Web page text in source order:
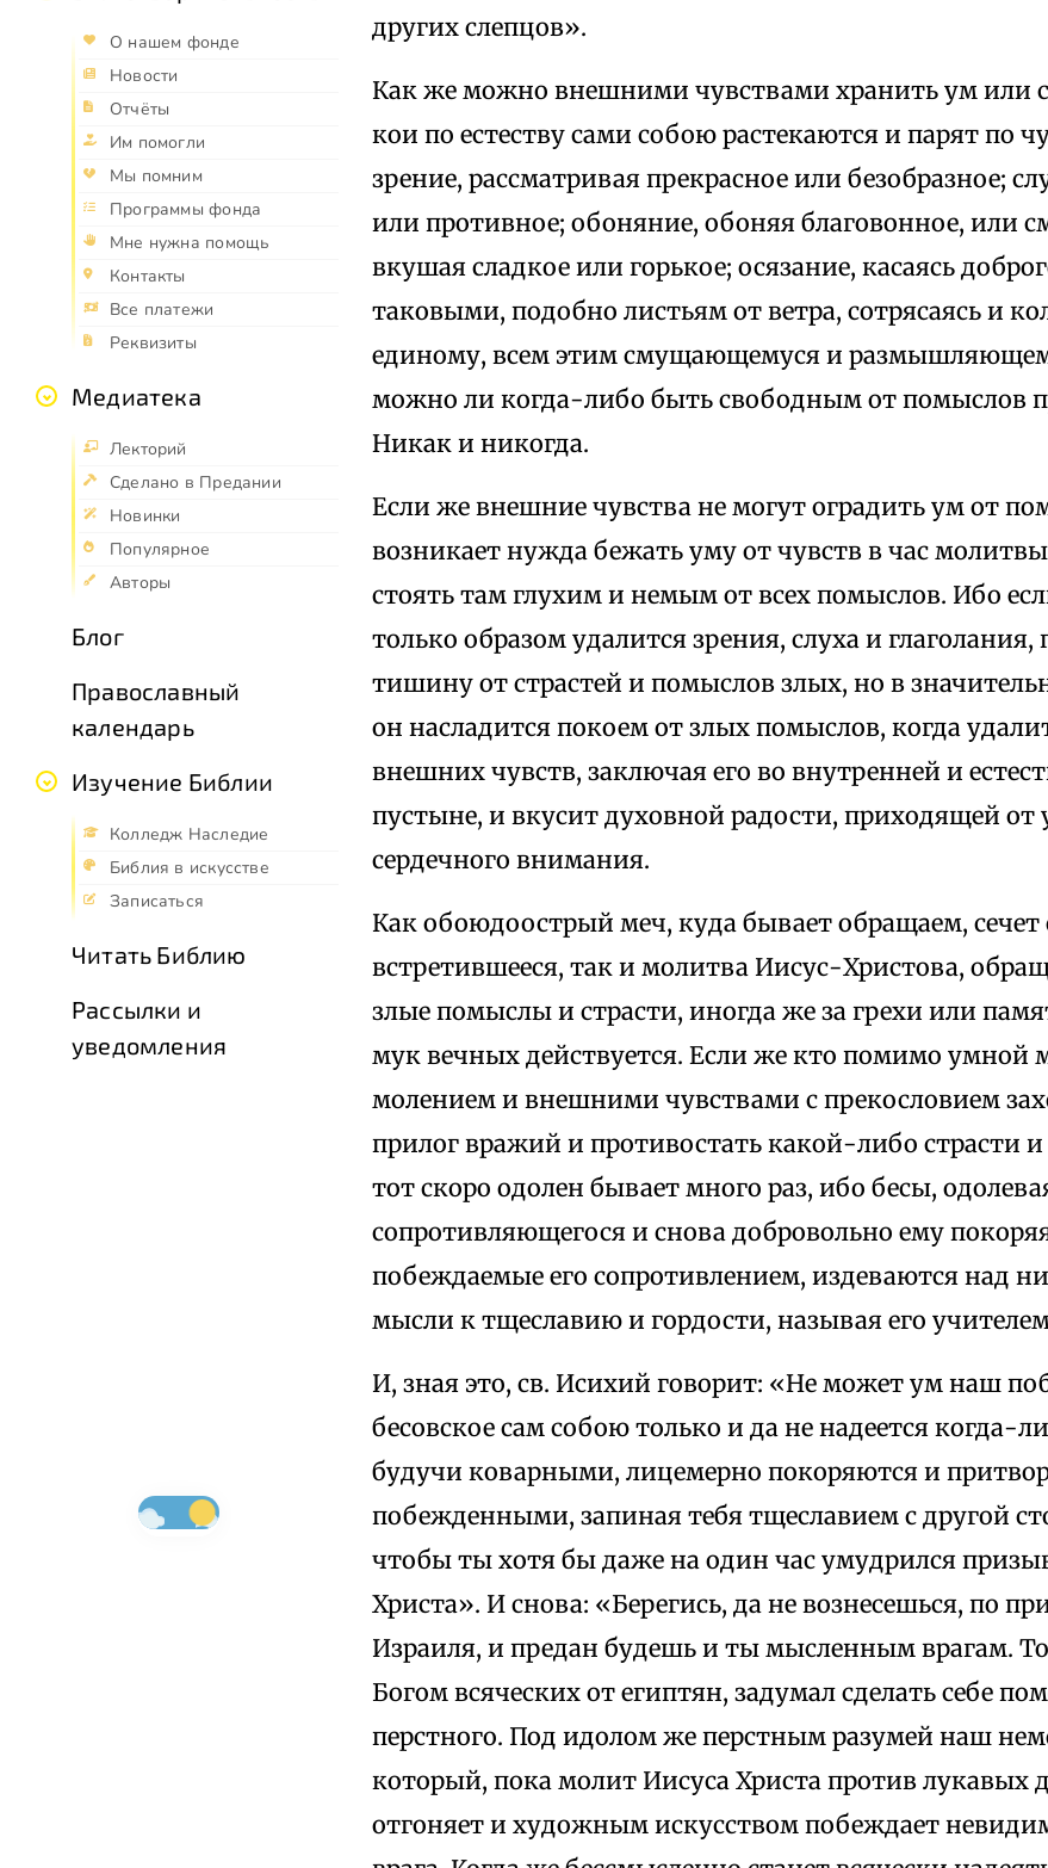
О нашем фонде
Новости
Отчёты
Им помогли
Мы помним
Программы фонда
Мне нужна помощь
Контакты
Все платежи
Реквизиты
Медиатека
Лекторий
Сделано в Предании
Новинки
Популярное
Авторы
Блог
Православный
календарь
Изучение Библии
Колледж Наследие
Библия в искусстве
Записаться
Читать Библию
Рассылки и
уведомления
других слепцов».
Как же можно внешними чувствами хранить ум или
кои по естеству сами собою растекаются и парят по
зрение, рассматривая прекрасное или безобразное;
или противное; обоняние, обоняя благовонное, или
вкушая сладкое или горькое; осязание, касаясь
таковыми, подобно листьям от ветра, сотрясаясь и
единому, всем этим смущающемуся и
можно ли когда-либо быть свободным от помыслов
Никак и никогда.
Если же внешние чувства не могут оградить ум от
возникает нужда бежать уму от чувств в час
стоять там глухим и немым от всех помыслов. Ибо
только образом удалится зрения, слуха и
тишину от страстей и помыслов злых, но в
он насладится покоем от злых помыслов, когда
внешних чувств, заключая его во внутренней и
пустыне, и вкусит духовной радости, приходящей
сердечного внимания.
Как обоюдоострый меч, куда бывает обращаем, сечет
встретившееся, так и молитва Иисус-Христова,
злые помыслы и страсти, иногда же за грехи или
мук вечных действуется. Если же кто помимо
молением и внешними чувствами с прекословием
прилог вражий и противостать какой-либо страсти
тот скоро одолен бывает много раз, ибо бесы,
сопротивляющегося и снова добровольно ему
побеждаемые его сопротивлением, издеваются над
мысли к тщеславию и гордости, называя его
И, зная это, св. Исихий говорит: «Не может ум наш
бесовское сам собою только и да не надеется когда-
будучи коварными, лицемерно покоряются и
побежденными, запиная тебя тщеславием с другой
чтобы ты хотя бы даже на один час умудрился
Христа». И снова: «Берегись, да не вознесешься, по
Израиля, и предан будешь и ты мысленным врагам.
Богом всяческих от египтян, задумал сделать себе
перстного. Под идолом же перстным разумей наш
который, пока молит Иисуса Христа против лукавых
отгоняет и художным искусством побеждает